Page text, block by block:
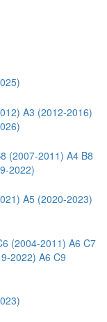
A3 (2012-2016)
(2007-2011) A4 B8
2022)
A5 (2020-2023)
(2004-2011) A6 C7
2022) A6 C9